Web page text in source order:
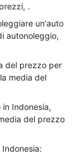
.
un'auto
autonoleggio,
del prezzo per
media del
Indonesia,
del prezzo